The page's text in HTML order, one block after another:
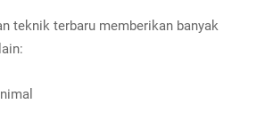
teknik terbaru memberikan banyak